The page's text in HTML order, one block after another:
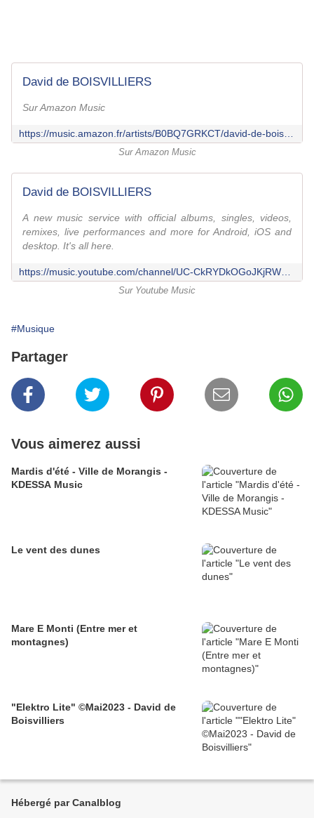
David de BOISVILLIERS
Sur Amazon Music
Sur Amazon Music
David de BOISVILLIERS
A new music service with official albums, singles, videos,
remixes, live performances and more for Android, iOS and
desktop. It's all here.
Sur Youtube Music
#Musique
Partager
Vous aimerez aussi
Mardis d'été - Ville de Morangis -
KDESSA Music
Le vent des dunes
Mare E Monti (Entre mer et
montagnes)
"Elektro Lite" ©Mai2023 - David de
Boisvilliers
Hébergé par Canalblog